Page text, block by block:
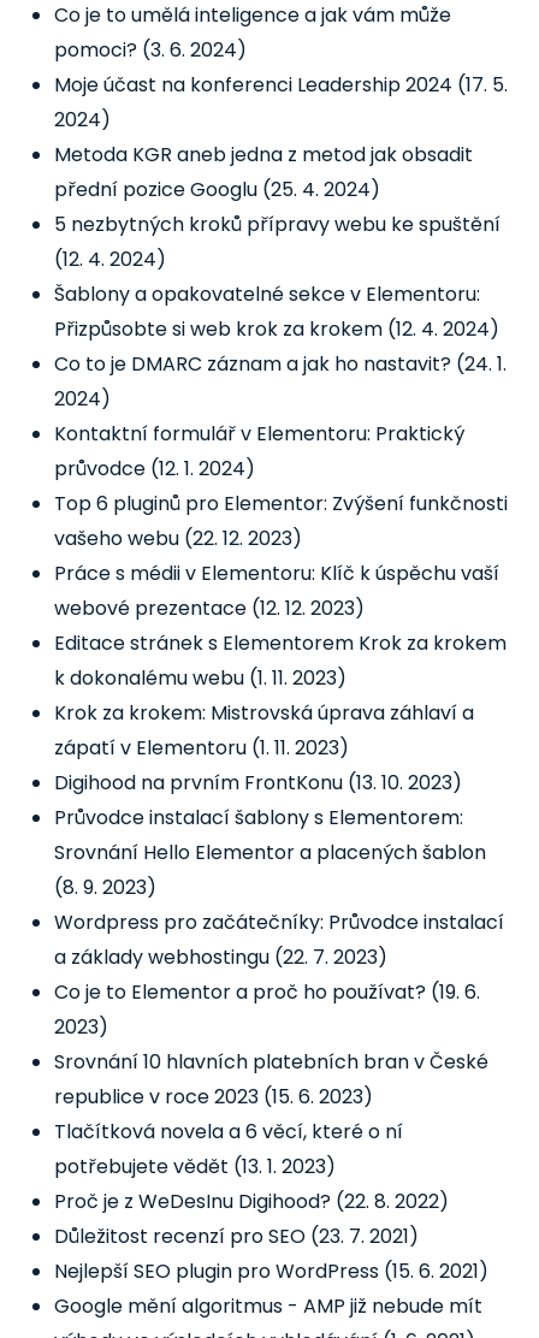
Co je to umělá inteligence a jak vám může
pomoci? (3. 6. 2024)
Moje účast na konferenci Leadership 2024 (17. 5.
2024)
Metoda KGR aneb jedna z metod jak obsadit
přední pozice Googlu (25. 4. 2024)
5 nezbytných kroků přípravy webu ke spuštění
(12. 4. 2024)
Šablony a opakovatelné sekce v Elementoru:
Přizpůsobte si web krok za krokem (12. 4. 2024)
Co to je DMARC záznam a jak ho nastavit? (24. 1.
2024)
Kontaktní formulář v Elementoru: Praktický
průvodce (12. 1. 2024)
Top 6 pluginů pro Elementor: Zvýšení funkčnosti
vašeho webu (22. 12. 2023)
Práce s médii v Elementoru: Klíč k úspěchu vaší
webové prezentace (12. 12. 2023)
Editace stránek s Elementorem Krok za krokem
k dokonalému webu (1. 11. 2023)
Krok za krokem: Mistrovská úprava záhlaví a
zápatí v Elementoru (1. 11. 2023)
Digihood na prvním FrontKonu (13. 10. 2023)
Průvodce instalací šablony s Elementorem:
Srovnání Hello Elementor a placených šablon
(8. 9. 2023)
Wordpress pro začátečníky: Průvodce instalací
a základy webhostingu (22. 7. 2023)
Co je to Elementor a proč ho používat? (19. 6.
2023)
Srovnání 10 hlavních platebních bran v České
republice v roce 2023 (15. 6. 2023)
Tlačítková novela a 6 věcí, které o ní
potřebujete vědět (13. 1. 2023)
Proč je z WeDesInu Digihood? (22. 8. 2022)
Důležitost recenzí pro SEO (23. 7. 2021)
Nejlepší SEO plugin pro WordPress (15. 6. 2021)
Google mění algoritmus - AMP již nebude mít